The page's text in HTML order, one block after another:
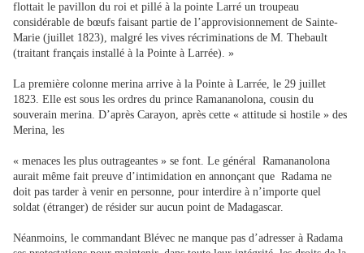
flottait le pavillon du roi et pillé à la pointe Larré un troupeau
considérable de bœufs faisant partie de l’approvisionnement de Sainte-
Marie (juillet 1823), malgré les vives récriminations de M. Thebault
(traitant français installé à la Pointe à Larrée). »
La première colonne merina arrive à la Pointe à Larrée, le 29 juillet
1823. Elle est sous les ordres du prince Ramananolona, cousin du
souverain merina. D’après Carayon, après cette « attitude si hostile » des
Merina, les
« menaces les plus outrageantes » se font. Le général Ramananolona
aurait même fait preuve d’intimidation en annonçant que Radama ne
doit pas tarder à venir en personne, pour interdire à n’importe quel
soldat (étranger) de résider sur aucun point de Madagascar.
Néanmoins, le commandant Blévec ne manque pas d’adresser à Radama